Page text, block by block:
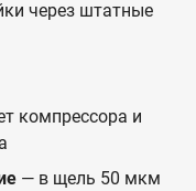
через штатные
компрессора и
— в щель 50 мкм